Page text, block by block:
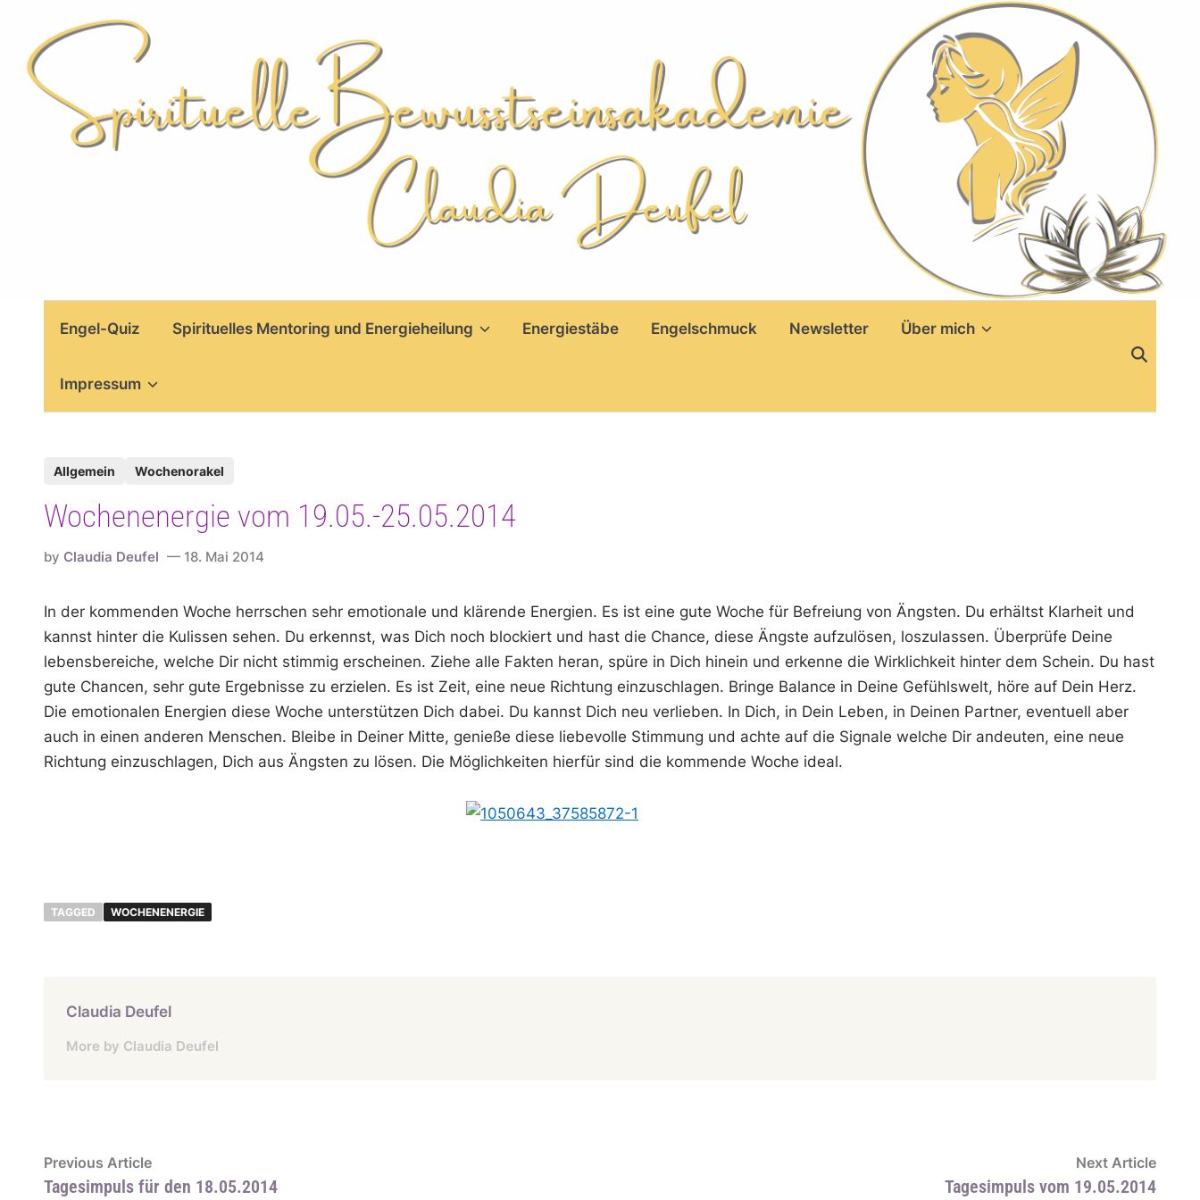
content
Engel-Quiz Spirituelles Mentoring und Energieheilung Energiestäbe Engelschmuck Newsletter Über mich
Impressum
s
i
n
Allgemein Wochenorakel
Wochenenergie vom 19.05.-25.05.2014
by Claudia Deufel 18. Mai 2014
In der kommenden Woche herrschen sehr emotionale und klärende Energien. Es ist eine gute Woche für Befreiung von Ängsten. Du erhältst Klarheit und
kannst hinter die Kulissen sehen. Du erkennst, was Dich noch blockiert und hast die Chance, diese Ängste aufzulösen, loszulassen. Überprüfe Deine
lebensbereiche, welche Dir nicht stimmig erscheinen. Ziehe alle Fakten heran, spüre in Dich hinein und erkenne die Wirklichkeit hinter dem Schein. Du hast
gute Chancen, sehr gute Ergebnisse zu erzielen. Es ist Zeit, eine neue Richtung einzuschlagen. Bringe Balance in Deine Gefühlswelt, höre auf Dein Herz.
Die emotionalen Energien diese Woche unterstützen Dich dabei. Du kannst Dich neu verlieben. In Dich, in Dein Leben, in Deinen Partner, eventuell aber
auch in einen anderen Menschen. Bleibe in Deiner Mitte, genieße diese liebevolle Stimmung und achte auf die Signale welche Dir andeuten, eine neue
Richtung einzuschlagen, Dich aus Ängsten zu lösen. Die Möglichkeiten hierfür sind die kommende Woche ideal.
TAGGED WOCHENENERGIE
Claudia Deufel
More by Claudia Deufel
Beitragsnavigation
Previous ArticlePrevious
article:
Tagesimpuls für den 18.05.2014
Next ArticleNext
Tagesimpuls vom 19.05.2014